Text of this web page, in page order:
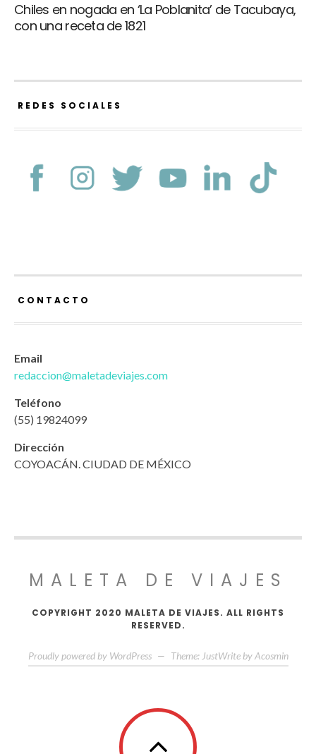
Chiles en nogada en ‘La Poblanita’ de Tacubaya,
con una receta de 1821
REDES SOCIALES
CONTACTO
Email
redaccion@maletadeviajes.com
Teléfono
(55) 19824099
Dirección
COYOACÁN. CIUDAD DE MÉXICO
MALETA DE VIAJES
COPYRIGHT 2020 MALETA DE VIAJES. ALL RIGHTS
RESERVED.
Proudly powered by WordPress — Theme: JustWrite by Acosmin